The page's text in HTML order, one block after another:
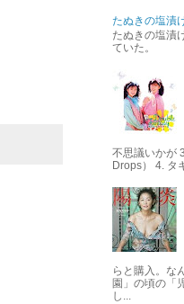
たぬきの塩漬
たぬきの塩漬
ていた。
不思議いかが
Drops） 4. タ
らと購入。な
園」の頃の「
し...